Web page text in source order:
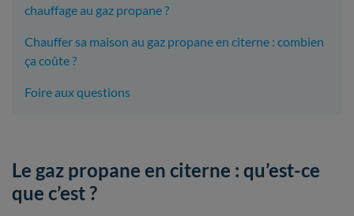
chauffage au gaz propane ?
Chauffer sa maison au gaz propane en citerne : combien
ça coûte ?
Foire aux questions
Le gaz propane en citerne : qu’est-ce
que c’est ?